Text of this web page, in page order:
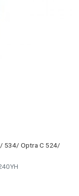
534/ Optra C 524/